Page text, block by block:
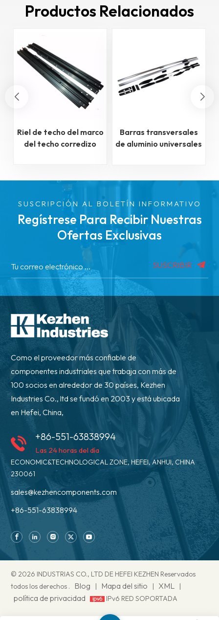
Productos Relacionados
Riel de techo del marco
del techo corredizo
Barras transversales
de aluminio universales
resistencia
SUSCRIPCIÓN AL BOLETÍN INFORMATIVO
Regístrese Para Recibir Nuestras
Ofertas Exclusivas
SUSCRIBIR
Como el proveedor más confiable de
componentes industriales que trabaja con más de
100 socios en alrededor de 30 países, Kezhen
Industries Co., ltd se fundó en 2003 y está ubicada
en Hefei, China,
+86-551-63838994
Las 24 horas del día
ECONOMIC&TECHNOLOGICAL ZONE, HEFEI, ANHUI, CHINA
230061
sales@kezhencomponents.com
+86-551-63838994
© 2026 INDUSTRIAS CO., LTD DE HEFEI KEZHEN Reservados
todos los derechos .
Blog | Mapa del sitio | XML |
política de privacidad IPv6 RED SOPORTADA